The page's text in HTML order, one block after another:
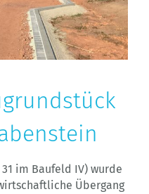
im Baufeld IV) wurde
Übergang